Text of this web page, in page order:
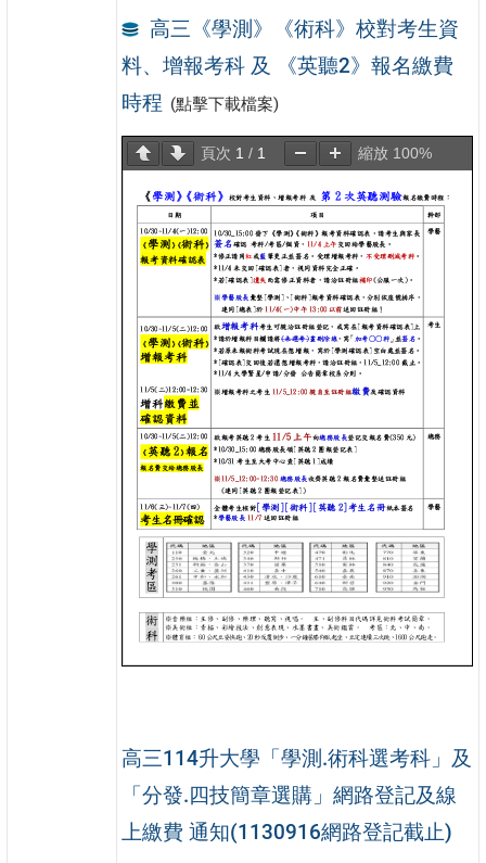
高三《學測》《術科》校對考生資
料、增報考科 及 《英聽2》報名繳費
時程 (點擊下載檔案)
頁次 1 / 1 縮放 100%
高三114升大學「學測.術科選考科」及
「分發.四技簡章選購」網路登記及線
上繳費 通知(1130916網路登記截止)